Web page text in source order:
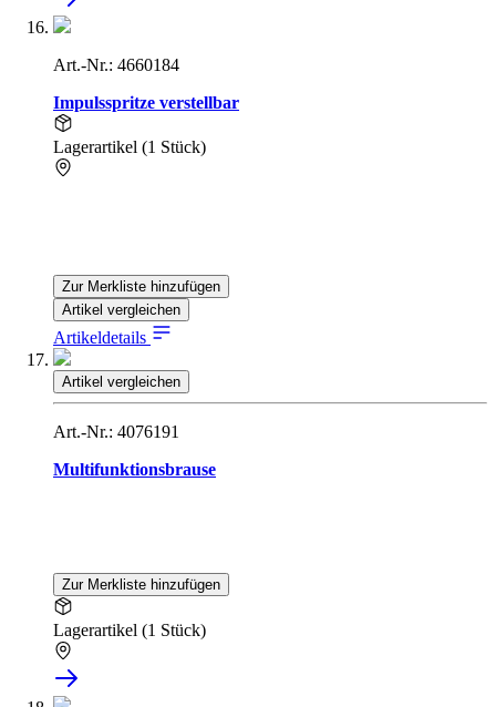
Art.-Nr.: 4660184
Impulsspritze verstellbar
Lagerartikel (1 Stück)
Zur Merkliste hinzufügen
Artikel vergleichen
Artikeldetails
Artikel vergleichen
Art.-Nr.: 4076191
Multifunktionsbrause
Zur Merkliste hinzufügen
Lagerartikel (1 Stück)